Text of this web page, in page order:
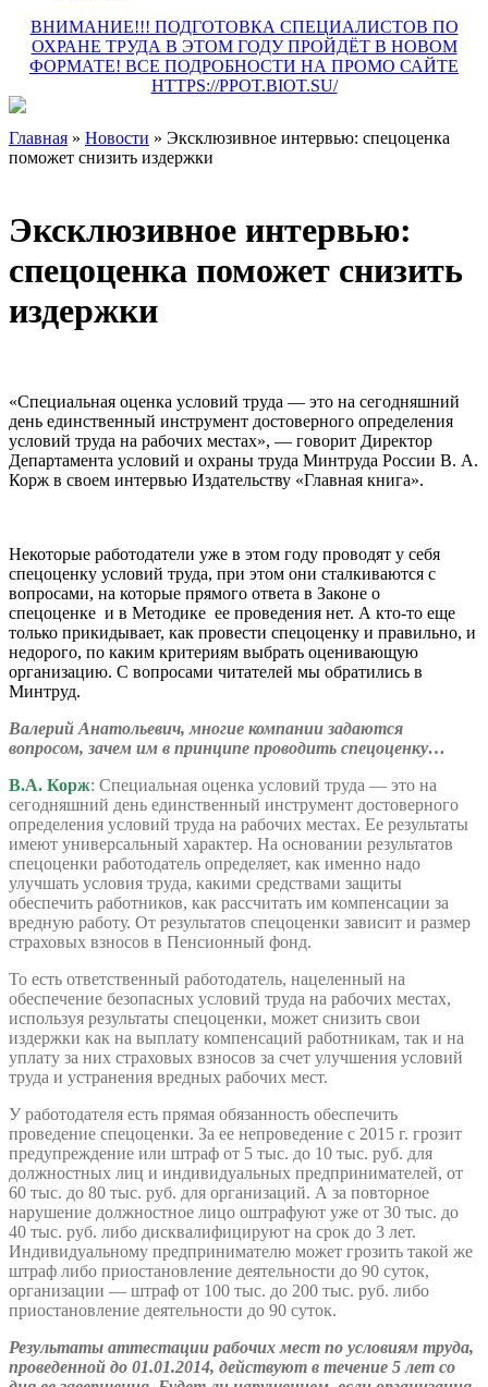
ВНИМАНИЕ!!! ПОДГОТОВКА СПЕЦИАЛИСТОВ ПО
ОХРАНЕ ТРУДА В ЭТОМ ГОДУ ПРОЙДЁТ В НОВОМ
ФОРМАТЕ! ВСЕ ПОДРОБНОСТИ НА ПРОМО САЙТЕ
HTTPS://PPOT.BIOT.SU/
Главная » Новости » Эксклюзивное интервью: спецоценка
поможет снизить издержки
Эксклюзивное интервью:
спецоценка поможет снизить
издержки
«Специальная оценка условий труда — это на сегодняшний
день единственный инструмент достоверного определения
условий труда на рабочих местах», — говорит Директор
Департамента условий и охраны труда Минтруда России В. А.
Корж в своем интервью Издательству «Главная книга».
Некоторые работодатели уже в этом году проводят у себя
спецоценку условий труда, при этом они сталкиваются с
вопросами, на которые прямого ответа в Законе о
спецоценке и в Методике ее проведения нет. А кто-то еще
только прикидывает, как провести спецоценку и правильно, и
недорого, по каким критериям выбрать оценивающую
организацию. С вопросами читателей мы обратились в
Минтруд.
Валерий Анатольевич, многие компании задаются
вопросом, зачем им в принципе проводить спецоценку…
В.А. Корж: Специальная оценка условий труда — это на
сегодняшний день единственный инструмент достоверного
определения условий труда на рабочих местах. Ее результаты
имеют универсальный характер. На основании результатов
спецоценки работодатель определяет, как именно надо
улучшать условия труда, какими средствами защиты
обеспечить работников, как рассчитать им компенсации за
вредную работу. От результатов спецоценки зависит и размер
страховых взносов в Пенсионный фонд.
То есть ответственный работодатель, нацеленный на
обеспечение безопасных условий труда на рабочих местах,
используя результаты спецоценки, может снизить свои
издержки как на выплату компенсаций работникам, так и на
уплату за них страховых взносов за счет улучшения условий
труда и устранения вредных рабочих мест.
У работодателя есть прямая обязанность обеспечить
проведение спецоценки. За ее непроведение с 2015 г. грозит
предупреждение или штраф от 5 тыс. до 10 тыс. руб. для
должностных лиц и индивидуальных предпринимателей, от
60 тыс. до 80 тыс. руб. для организаций. А за повторное
нарушение должностное лицо оштрафуют уже от 30 тыс. до
40 тыс. руб. либо дисквалифицируют на срок до 3 лет.
Индивидуальному предпринимателю может грозить такой же
штраф либо приостановление деятельности до 90 суток,
организации — штраф от 100 тыс. до 200 тыс. руб. либо
приостановление деятельности до 90 суток.
Результаты аттестации рабочих мест по условиям труда,
проведенной до 01.01.2014, действуют в течение 5 лет со